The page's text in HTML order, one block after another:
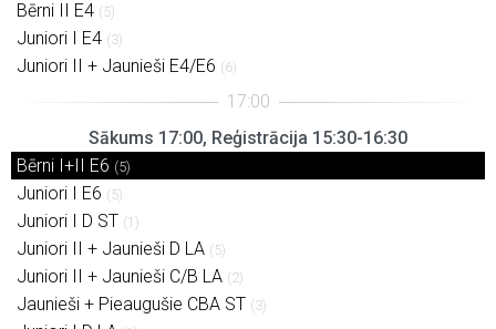
Bērni II E4 (5)
Juniori I E4 (3)
Juniori II + Jaunieši E4/E6 (6)
Sākums 17:00, Reģistrācija 15:30-16:30
Bērni I+II E6 (5)
Juniori I E6 (5)
Juniori I D ST (1)
Juniori II + Jaunieši D LA (5)
Juniori II + Jaunieši C/B LA (2)
Jaunieši + Pieaugušie CBA ST (3)